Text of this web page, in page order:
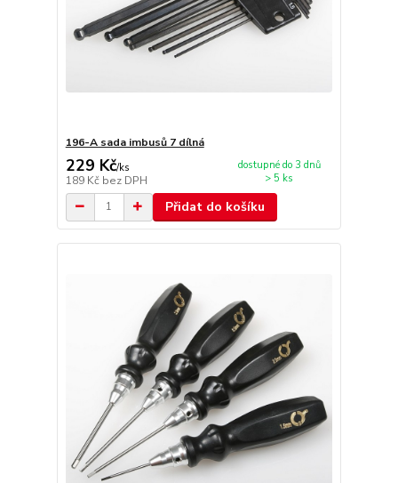
196-A sada imbusů 7 dílná
229 Kč/ks
189 Kč bez DPH
dostupné do 3 dnů
> 5 ks
Přidat do košíku